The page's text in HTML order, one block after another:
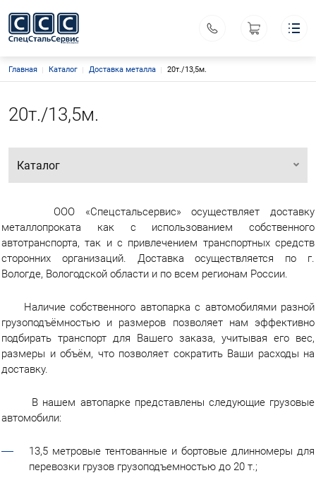
Спецстальсервис
Меню каталога
Каталог
Личный кабинет
ИНН 3525128510
Офис: г. Вологда, ул. Судоремонтная, д. 26А
Склад: г. Вологда, ул. Преображенского, д. 32
г.Вологда +7 (8172) 27-03-73
Строка навигации
Главная Каталог Доставка металла 20т./13,5м.
20т./13,5м.
Каталог
ООО «Спецстальсервис» осуществляет доставку
металлопроката как с использованием собственного
автотранспорта, так и с привлечением транспортных средств
сторонних организаций. Доставка осуществляется по г.
Вологде, Вологодской области и по всем регионам России.
Наличие собственного автопарка с автомобилями разной
грузоподъёмностью и размеров позволяет нам эффективно
подбирать транспорт для Вашего заказа, учитывая его вес,
размеры и объём, что позволяет сократить Ваши расходы на
доставку.
В нашем автопарке представлены следующие грузовые
автомобили:
13,5 метровые тентованные и бортовые длинномеры для
перевозки грузов грузоподъемностью до 20 т.;